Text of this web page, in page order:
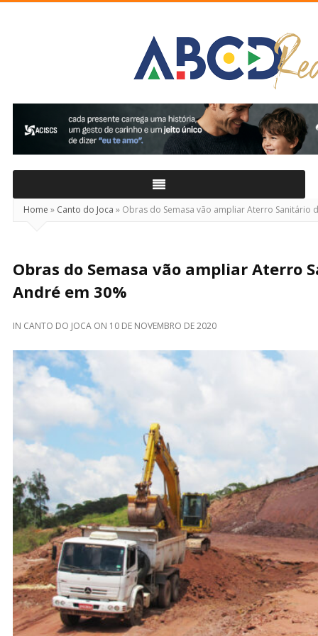
Home » Canto do Joca » Obras do Semasa vão ampliar Aterro Sanitário
Obras do Semasa vão ampliar Aterro
André em 30%
IN CANTO DO JOCA ON 10 DE NOVEMBRO DE 2020